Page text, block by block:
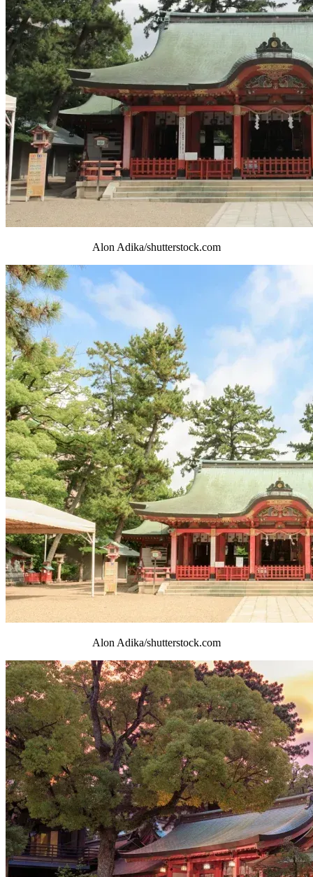
Alon Adika/shutterstock.com
Alon Adika/shutterstock.com